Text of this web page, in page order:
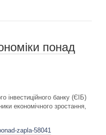
понад
інвестиційного банку (ЄІБ)
економічного зростання,
zapla-58041